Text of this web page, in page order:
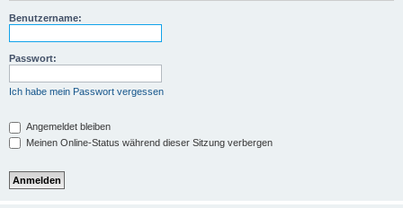
Benutzername:
Passwort:
Ich habe mein Passwort vergessen
Angemeldet bleiben
Meinen Online-Status während dieser Sitzung verbergen